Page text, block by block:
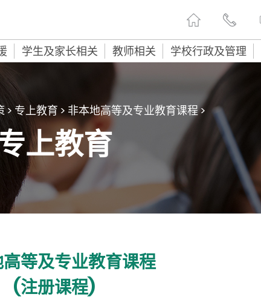
学生及家长相关 教师相关 学校行政及管理
> 专上教育 > 非本地高等及专业教育课程>
上教育
等及专业教育课程
(注册课程)